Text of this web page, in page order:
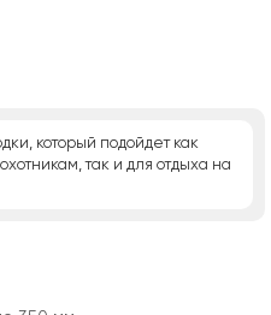
который подойдет как
так и для отдыха на